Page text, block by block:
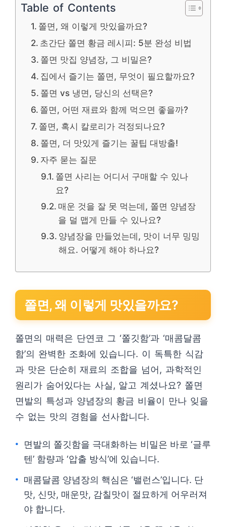
Table of Contents
쫄면, 왜 이렇게 맛있을까요?
초간단 쫄면 황금 레시피: 5분 완성 비법
쫄면 맛집 양념장, 그 비밀은?
집에서 즐기는 쫄면, 무엇이 필요할까요?
쫄면 vs 냉면, 당신의 선택은?
쫄면, 어떤 재료와 함께 먹으면 좋을까?
쫄면, 혹시 칼로리가 걱정되나요?
쫄면, 더 맛있게 즐기는 꿀팁 대방출!
자주 묻는 질문
쫄면 사리는 어디서 구매할 수 있나
요?
매운 것을 잘 못 먹는데, 쫄면 양념장
을 덜 맵게 만들 수 있나요?
양념장을 만들었는데, 맛이 너무 밍밍
해요. 어떻게 해야 하나요?
쫄면, 왜 이렇게 맛있을까요?
쫄면의 매력은 단연코 그 ‘쫄깃함’과 ‘매콤달콤
함’의 완벽한 조화에 있습니다. 이 독특한 식감
과 맛은 단순히 재료의 조합을 넘어, 과학적인
원리가 숨어있다는 사실, 알고 계셨나요? 쫄면
면발의 특성과 양념장의 황금 비율이 만나 잊을
수 없는 맛의 경험을 선사합니다.
면발의 쫄깃함을 극대화하는 비밀은 바로 ‘글루
텐’ 함량과 ‘압출 방식’에 있습니다.
매콤달콤 양념장의 핵심은 ‘밸런스’입니다. 단
맛, 신맛, 매운맛, 감칠맛이 절묘하게 어우러져
야 합니다.